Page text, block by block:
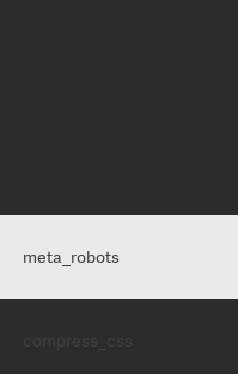
meta_robots